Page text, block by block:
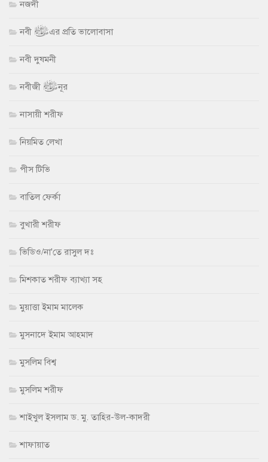
নজদী
নবী ﷺ এর প্রতি ভালোবাসা
নবী দুষমনী
নবীজী ﷺ নূর
নাসায়ী শরীফ
নিয়মিত লেখা
পীস টিভি
বাতিল ফের্কা
বুখারী শরীফ
ভিডিও/না'তে রাসুল দঃ
মিশকাত শরীফ ব্যাখ্যা সহ
মুয়াত্তা ইমাম মালেক
মুসনাদে ইমাম আহমাদ
মুসলিম বিশ্ব
মুসলিম শরীফ
শাইখুল ইসলাম ড. মু. তাহির-উল-কাদরী
শাফায়াত